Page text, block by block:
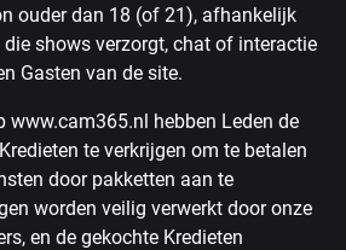
ouder dan 18 (of 21), afhankelijk
shows verzorgt, chat of interactie
Gasten van de site.
www.cam365.nl hebben Leden de
te verkrijgen om te betalen
door pakketten aan te
worden veilig verwerkt door onze
en de gekochte Kredieten